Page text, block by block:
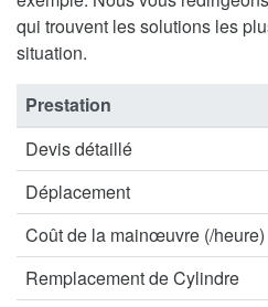
qui trouvent les solutions les
situation.
Prestation
Devis détaillé
Déplacement
Coût de la mainœuvre (/heure)
Remplacement de Cylindre